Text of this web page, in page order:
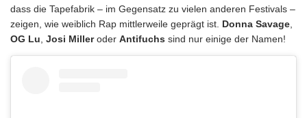
dass die Tapefabrik – im Gegensatz zu vielen anderen Festivals –
zeigen, wie weiblich Rap mittlerweile geprägt ist. Donna Savage
OG Lu Josi Milleroder Antifuchs sind nur einige der Namen!